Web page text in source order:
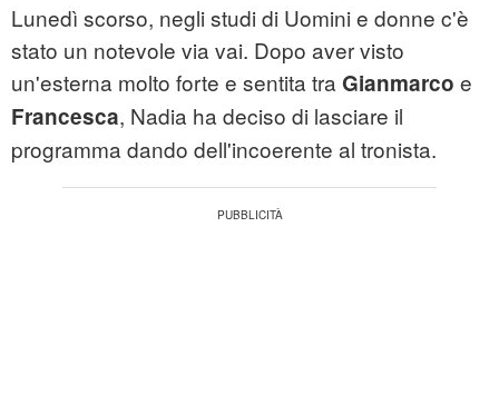
Lunedì scorso, negli studi di Uomini e donne c'è
stato un notevole via vai. Dopo aver visto
un'esterna molto forte e sentita tra Gianmarco e
Francesca, Nadia ha deciso di lasciare il
programma dando dell'incoerente al tronista.